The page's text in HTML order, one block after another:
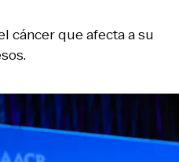
cáncer que afecta a su